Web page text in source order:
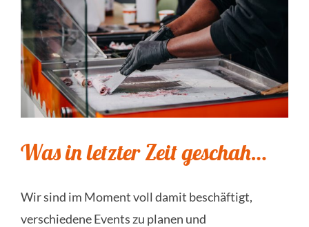
Was in letzter Zeit geschah…
Wir sind im Moment voll damit beschäftigt,
verschiedene Events zu planen und